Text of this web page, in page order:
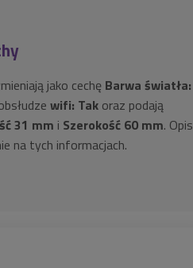
jako cechę Barwa światła:
wifi: Tak oraz podają
31 mm i Szerokość 60 mm. Opis
na tych informacjach.